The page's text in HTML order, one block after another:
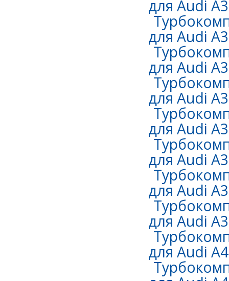
для Audi
для Audi
для Audi
для Audi
для Audi
для Audi
для Audi
для Audi
для Audi